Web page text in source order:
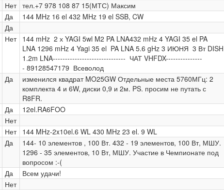
Нет тел.+7 978 108 87 15(МТС) Максим
Да 144 MHz 16 el 432 MHz 19 el SSB, CW
Да
Нет
144 mHz 2 х YAGI 5wl M2 PA LNA432 mHz 4 YAGI 35 el PA
LNA 1296 mHz 4 Yagi 35 el PA LNA 5.6 gHz 3 ИЮНЯ 3 Вт DISH
1.2m LNA------------------------------ ЧАТ VHFDX---------------
- 89128547179 Всеволод
Да
изменился квадрат MO25GW Отдельные места 5760МГц: 2
комплекта 4 и 6W, диски 0,9 и 2м. PS. просим не путать с
R8FR.
Да 12el.RA6FOO
Нет
Нет 144 MHz-2x10el.6 WL 430 MHz 23 el. 9 WL
Да
144- 10 элементов , 100 Вт. 432 - 19 элементов, 100 Вт, МШУ.
1296 - 35 элементов, 10 Вт, МШУ. Участие в Чемпионате под
вопросом :-(
Да Всем удачи!
Нет